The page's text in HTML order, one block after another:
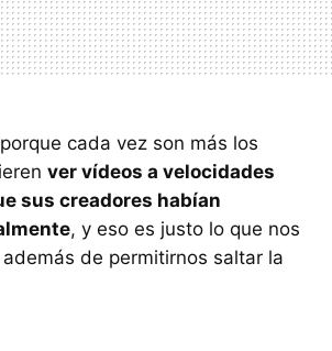
cada vez son más los
ver vídeos a velocidades
sus creadores habían
, y eso es justo lo que nos
de permitirnos saltar la